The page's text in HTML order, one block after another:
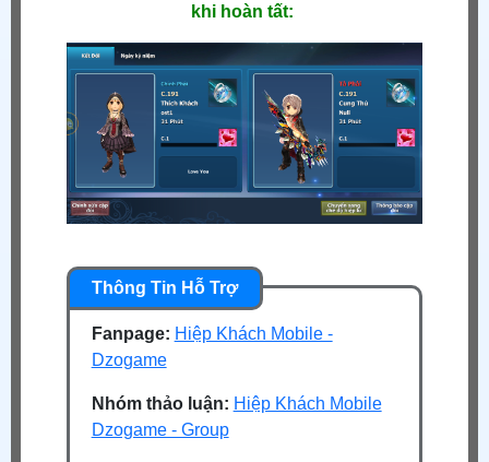
khi hoàn tất:
Fanpage: Hiệp Khách Mobile -
Dzogame
Nhóm thảo luận: Hiệp Khách Mobile
Dzogame - Group